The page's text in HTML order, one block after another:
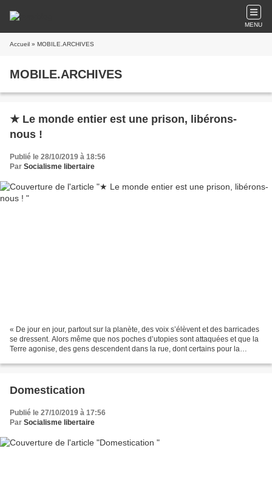
MENU
Accueil » MOBILE.ARCHIVES
MOBILE.ARCHIVES
★ Le monde entier est une prison, libérons-
nous !
Publié le 28/10/2019 à 18:56
Par Socialisme libertaire
« De jour en jour, partout sur la planète, des voix s’élèvent et des barricades
se dressent. Alors même que nos poches d’utopies sont attaquées et que la
Terre agonise, des gens descendent dans la rue, dont certains pour la
Domestication
Publié le 27/10/2019 à 17:56
Par Socialisme libertaire